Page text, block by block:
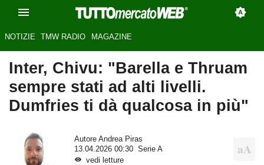
NOTIZIE TMW RADIO MAGAZINE
Inter, Chivu: "Barella e Thruam
sempre stati ad alti livelli.
Dumfries ti dà qualcosa in più"
Autore Andrea Piras
13.04.2026 00:30
Serie A
vedi letture